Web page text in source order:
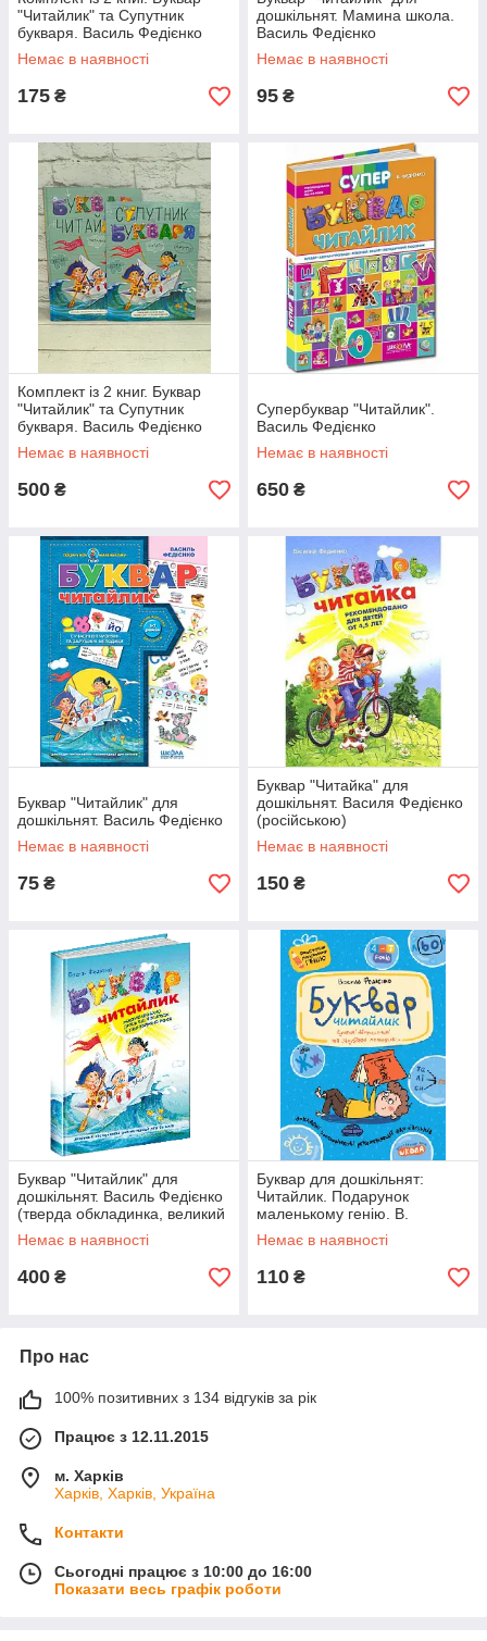
"Читайлик" та Супутник
букваря. Василь Федієнко
Немає в наявності
175 ₴
дошкільнят. Мамина школа.
Василь Федієнко
Немає в наявності
95 ₴
Комплект із 2 книг. Буквар
"Читайлик" та Супутник
букваря. Василь Федієнко
Немає в наявності
500 ₴
Супербуквар "Читайлик".
Василь Федієнко
Немає в наявності
650 ₴
Буквар "Читайлик" для
дошкільнят. Василь Федієнко
Немає в наявності
75 ₴
Буквар "Читайка" для
дошкільнят. Василя Федієнко
(російською)
Немає в наявності
150 ₴
Буквар "Читайлик" для
дошкільнят. Василь Федієнко
(тверда обкладинка, великий
формат)
Немає в наявності
400 ₴
Буквар для дошкільнят:
Читайлик. Подарунок
маленькому генію. В.
Федієнко
Немає в наявності
110 ₴
Про нас
100% позитивних з 134 відгуків за рік
Працює з 12.11.2015
м. Харків
Харків, Харків, Україна
Контакти
Сьогодні працює з 10:00 до 16:00
Показати весь графік роботи